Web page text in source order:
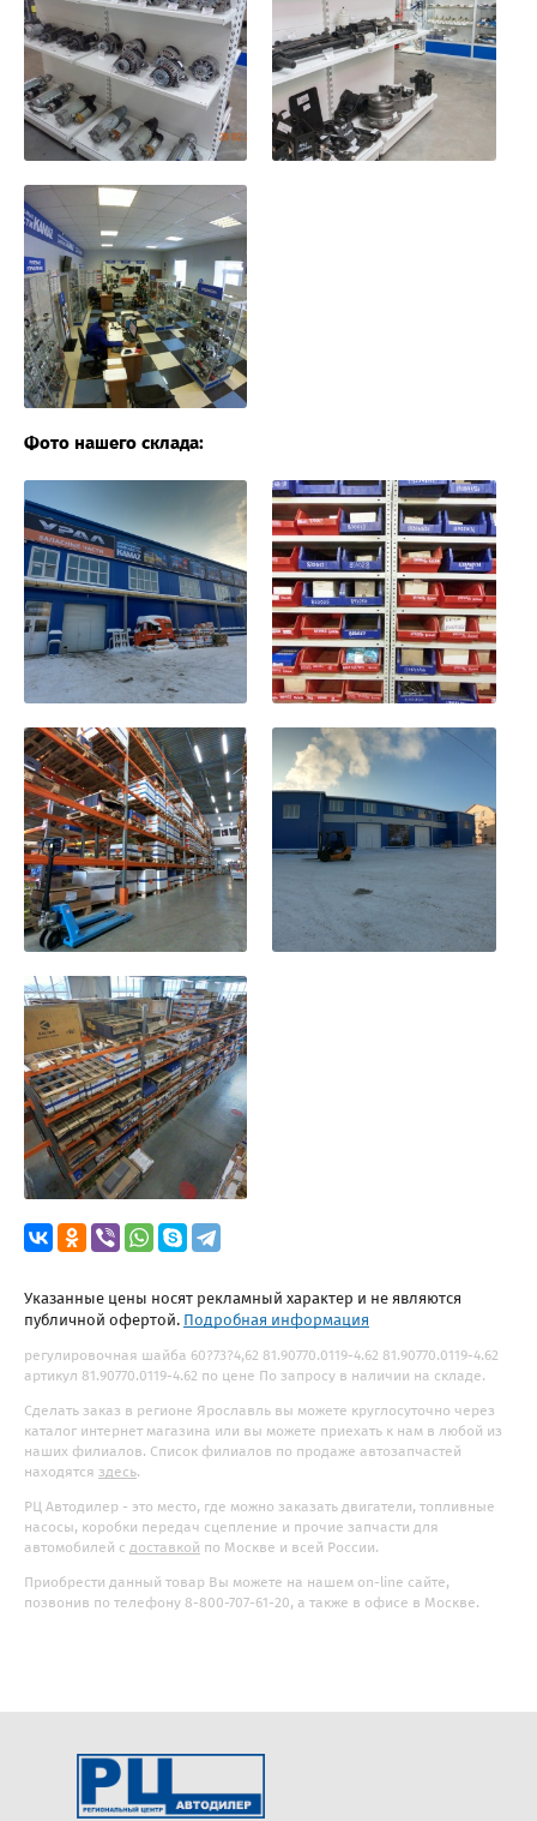
Фото нашего склада:
Указанные цены носят рекламный характер и не являются
публичной офертой. Подробная информация
регулировочная шайба 60?73?4,62 81.90770.0119-4.62 81.90770.0119-4.62
артикул 81.90770.0119-4.62 по цене По запросу в наличии на складе.
Сделать заказ в регионе Ярославль вы можете круглосуточно через
каталог интернет магазина или вы можете приехать к нам в любой из
наших филиалов. Список филиалов по продаже автозапчастей
находятся здесь.
РЦ Автодилер - это место, где можно заказать двигатели, топливные
насосы, коробки передач сцепление и прочие запчасти для
автомобилей с доставкой по Москве и всей России.
Приобрести данный товар Вы можете на нашем on-line сайте,
позвонив по телефону 8-800-707-61-20, а также в офисе в Москве.